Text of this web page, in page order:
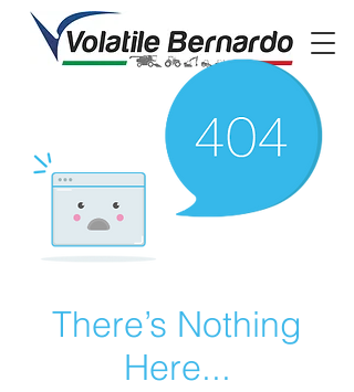
There’s Nothing
Here...